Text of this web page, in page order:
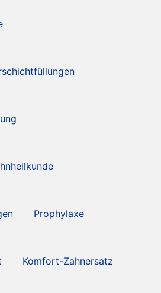
Prophylaxe
Komfort-Zahnersatz